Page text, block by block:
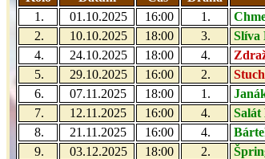
1.
01.10.2025 16:00 1.
2.
10.10.2025 18:00 3. Slíva
4.
24.10.2025 18:00 4.
5.
29.10.2025 16:00 2.
6.
07.11.2025 18:00 1.
7.
12.11.2025 16:00 4.
8.
21.11.2025 16:00 4.
9.
03.12.2025 18:00 2.